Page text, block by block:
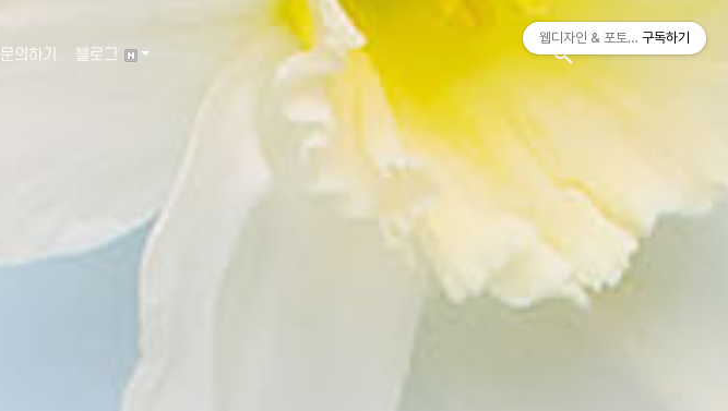
문의하기 블로그 search
티스토리툴바
웹디자인 & 포토샵 구독하기